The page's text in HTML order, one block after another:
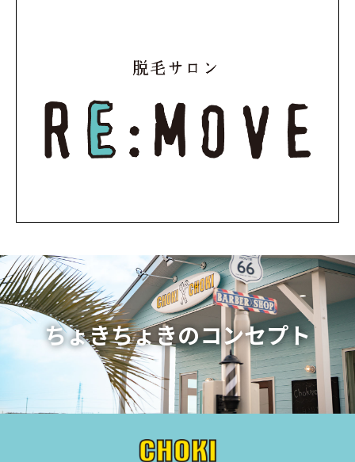
ちょきちょきのコンセプト